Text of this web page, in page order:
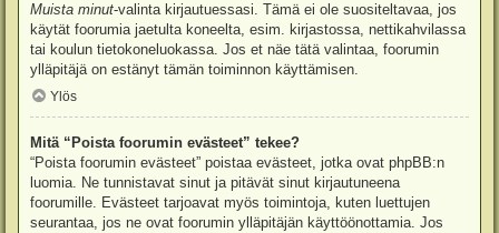
Muista minut-valinta kirjautuessasi. Tämä ei ole suositeltavaa, jos
käytät foorumia jaetulta koneelta, esim. kirjastossa, nettikahvilassa
tai koulun tietokoneluokassa. Jos et näe tätä valintaa, foorumin
ylläpitäjä on estänyt tämän toiminnon käyttämisen.
Ylös
Mitä “Poista foorumin evästeet” tekee?
“Poista foorumin evästeet” poistaa evästeet, jotka ovat phpBB:n
luomia. Ne tunnistavat sinut ja pitävät sinut kirjautuneena
foorumille. Evästeet tarjoavat myös toimintoja, kuten luettujen
seurantaa, jos ne ovat foorumin ylläpitäjän käyttöönottamia. Jos